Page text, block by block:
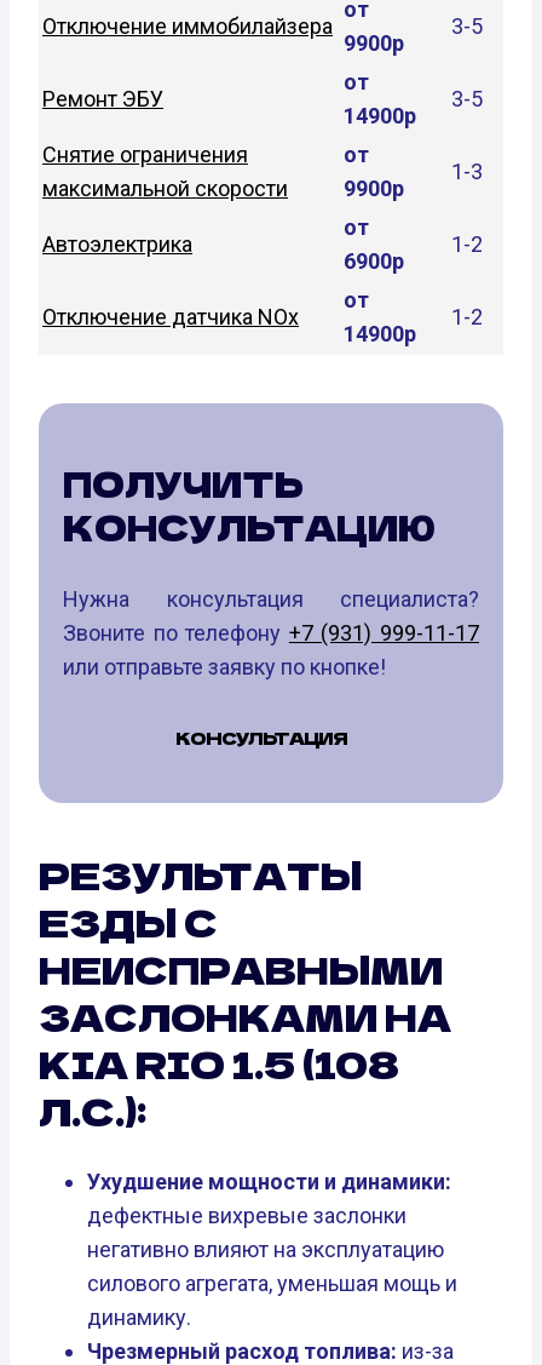
Отключение иммобилайзера
от
9900р
3-5
Ремонт ЭБУ
от
14900р
3-5
Снятие ограничения
максимальной скорости
от
9900р
1-3
Автоэлектрика
от
6900р
1-2
Отключение датчика NOx
от
14900р
1-2
ПОЛУЧИТЬ
КОНСУЛЬТАЦИЮ
Нужна консультация специалиста?
Звоните по телефону +7 (931) 999-11-17
или отправьте заявку по кнопке!
КОНСУЛЬТАЦИЯ
РЕЗУЛЬТАТЫ
ЕЗДЫ С
НЕИСПРАВНЫМИ
ЗАСЛОНКАМИ НА
KIA RIO 1.5 (108
Л.С.):
Ухудшение мощности и динамики:
дефектные вихревые заслонки
негативно влияют на эксплуатацию
силового агрегата, уменьшая мощь и
динамику.
Чрезмерный расход топлива: из-за